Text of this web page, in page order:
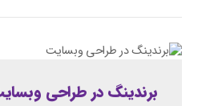
برندینگ در طراحی